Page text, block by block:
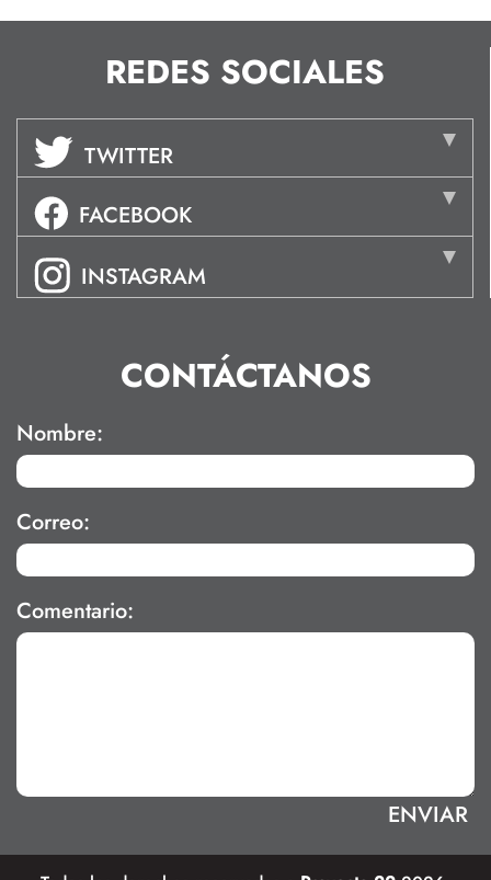
REDES SOCIALES
TWITTER
FACEBOOK
INSTAGRAM
CONTÁCTANOS
Nombre:
Correo:
Comentario: